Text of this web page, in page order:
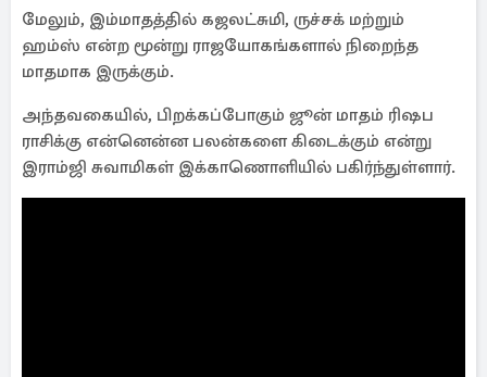
மேலும், இம்மாதத்தில் கஜலட்சுமி, ருச்சக் மற்றும்
ஹம்ஸ் என்ற மூன்று ராஜயோகங்களால் நிறைந்த
மாதமாக இருக்கும்.
அந்தவகையில், பிறக்கப்போகும் ஜூன் மாதம் ரிஷப
ராசிக்கு என்னென்ன பலன்களை கிடைக்கும் என்று
இராம்ஜி சுவாமிகள் இக்காணொளியில் பகிர்ந்துள்ளார்.